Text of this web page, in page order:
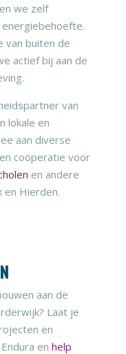
we zelf
van buiten de
actief bij aan de
van
lokale en
aan diverse
coöperatie voor
en andere
en Hierden.
aan de
Laat je
en
en help